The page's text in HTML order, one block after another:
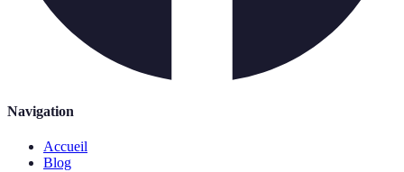
Navigation
Accueil
Blog